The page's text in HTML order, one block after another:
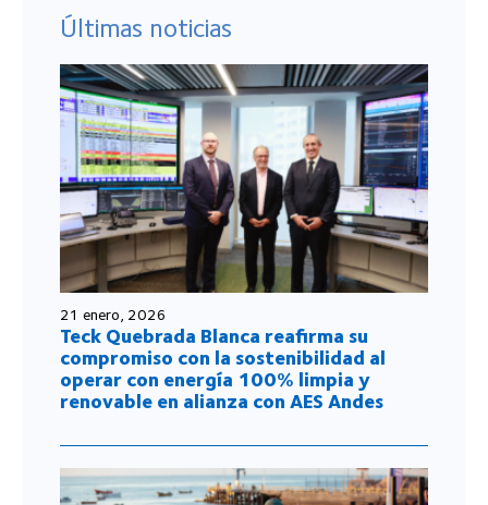
Últimas noticias
21 enero, 2026
Teck Quebrada Blanca reafirma su
compromiso con la sostenibilidad al
operar con energía 100% limpia y
renovable en alianza con AES Andes